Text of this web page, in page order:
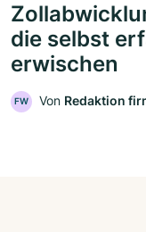
die selbst
erwischen
FW Von Redaktion